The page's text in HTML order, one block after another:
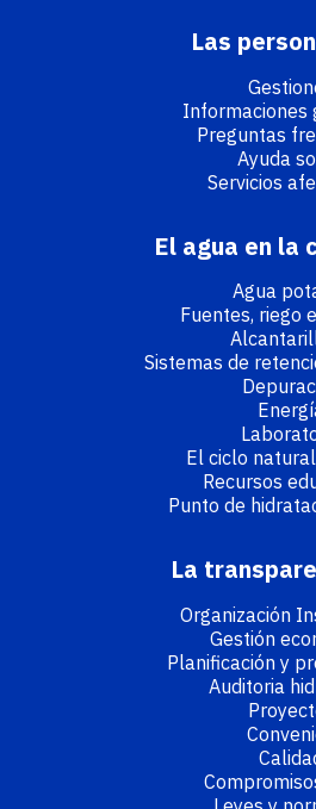
Las
Informaciones
Preguntas
Ayuda
Servicios
El agua en la
Agua
Fuentes, riego
Sistemas de
El ciclo
Recursos
Punto de
La
Organización
Gestión
Planificación y
Auditoria